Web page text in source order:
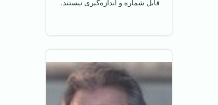
قابل شماره و اندازه‌گیری نیستند.